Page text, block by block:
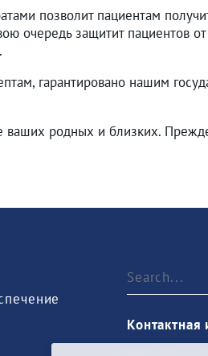
позволит пациентам
очередь защитит пациентов
гарантировано нашим
ваших родных и близких.